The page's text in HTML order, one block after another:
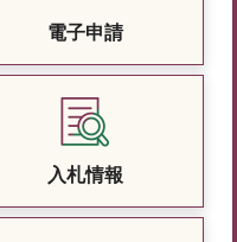
電子申請
入札情報